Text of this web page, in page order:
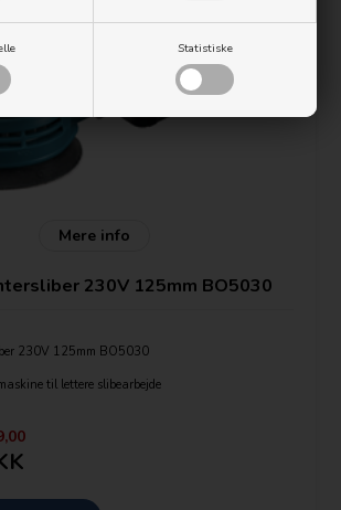
Statistiske
Mere info
230V 125mm BO5030
230V 125mm BO5030
til lettere slibearbejde
velco